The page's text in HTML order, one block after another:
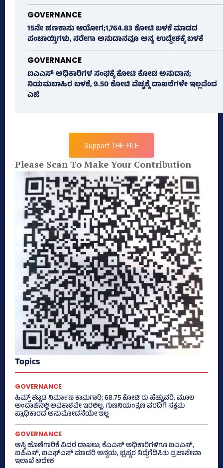
GOVERNANCE
15ನೇ ಹಣಕಾಸು ಆಯೋಗ;1,764.83 ಕೋಟಿ ಬಳಕೆ ಮಾಡದ
ಪಂಚಾಯ್ತಿಗಳು, ನರೇಗಾ ಅನುದಾನವೂ ಅನ್ಯ ಉದ್ದೇಶಕ್ಕೆ ಬಳಕೆ
GOVERNANCE
ಐಎಎಸ್‌ ಅಧಿಕಾರಿಗಳ ಸಂಘಕ್ಕೆ ಕೋಟಿ ಕೋಟಿ ಅನುದಾನ;
ನಿಯಮಬಾಹಿರ ಬಳಕೆ, 9.50 ಕೋಟಿ ವೆಚ್ಚಕ್ಕೆ ದಾಖಲೆಗಳೇ ಇಲ್ಲವೆಂದ
ಎಜಿ
Support THE-FILE
Please Scan To Make Your Contribution
Topics
GOVERNANCE
ಹಿಮ್ಸ್‌ ಕಟ್ಟಡ ನಿರ್ಮಾಣ ಕಾಮಗಾರಿ; 68.75 ಕೋಟಿ ರು ಹೆಚ್ಚುವರಿ, ಮೂಲ
ಅಂದಾಜಿನಲ್ಲಿ ಅವಕಾಶವೇ ಇರಲಿಲ್ಲ, ಗುಣನಿಯಂತ್ರಣ ವರದಿಗೆ ಸಕ್ಷಮ
ಪ್ರಾಧಿಕಾರದ ಅನುಮೋದನೆಯೇ ಇಲ್ಲ
GOVERNANCE
ಆಸ್ತಿ ಹೊಣೆಗಾರಿಕೆ ವಿವರ ದಾಖಲು; ಕೆಎಎಸ್ ಅಧಿಕಾರಿಗಳಿಗೂ ಐಎಎಸ್‌,
ಐಪಿಎಸ್‌, ಐಎಫ್‌ಎಸ್‌ ಮಾದರಿ ಅನ್ವಯ, ಭ್ರಷ್ಟರ ನಿದ್ದೆಗೆಡಿಸಿತು ಪ್ರಜಾಸೇವಾ
ಇಲಾಖೆ ಆದೇಶ